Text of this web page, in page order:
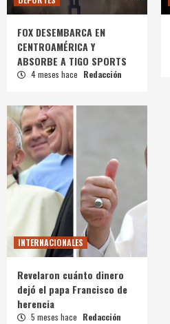
FOX DESEMBARCA EN
CENTROAMÉRICA Y
ABSORBE A TIGO SPORTS
4 meses hace Redacción
INTERNACIONALES
Revelaron cuánto dinero
dejó el papa Francisco de
herencia
5 meses hace Redacción